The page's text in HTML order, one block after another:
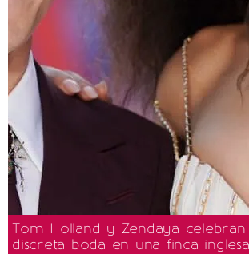
Tom Holland y Zendaya
discreta boda en una finca inglesa